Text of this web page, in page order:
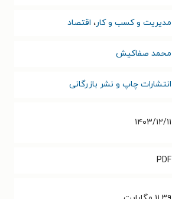
مدیریت و کسب و کار، اقتصاد
محمد صفاکیش
انتشارات چاپ و نشر بازرگانی
۱۴۰۳/۱۲/۱۱
PDF